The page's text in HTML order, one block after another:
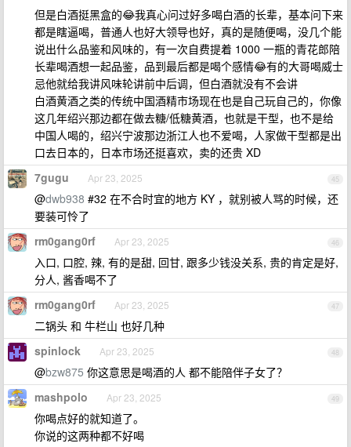
但是白酒挺黑盒的😂我真心问过好多喝白酒的长辈，基本问下来
都是瞎逼喝，普通人也好大领导也好，真的是随便喝，没几个能
说出什么品鉴和风味的，有一次自费提着 1000 一瓶的青花郎陪
长辈喝酒想一起品鉴，品到最后都是喝个感情😂有的大哥喝威士
忌他就给我讲风味轮讲前中后调，但白酒就没有不会讲
白酒黄酒之类的传统中国酒精市场现在也是自己玩自己的，你像
这几年绍兴那边都在做去糖/低糖黄酒，也就是干型，也不是给
中国人喝的，绍兴宁波那边浙江人也不爱喝，人家做干型都是出
口去日本的，日本市场还挺喜欢，卖的还贵 XD
45
7gugu Apr 23, 2025
@dwb938 #32 在不合时宜的地方 KY ，就别被人骂的时候，还
要装可怜了
46
rm0gang0rf Apr 23, 2025
入口, 口腔, 辣, 有的是甜, 回甘, 跟多少钱没关系, 贵的肯定是好,
分人, 酱香喝不了
47
rm0gang0rf Apr 23, 2025
二锅头 和 牛栏山 也好几种
48
spinlock Apr 23, 2025
@bzw875 你这意思是喝酒的人 都不能陪伴子女了？
49
mashpolo Apr 23, 2025
你喝点好的就知道了。
你说的这两种都不好喝